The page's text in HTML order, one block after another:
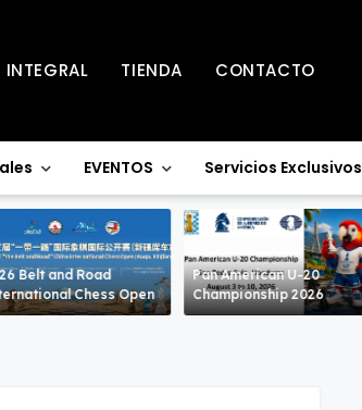
INTEGRAL TIENDA CONTACTO
EVENTOS Servicios Exclusivos
Belt and Road
Chess Open
Pan American U-20
Championship 2026